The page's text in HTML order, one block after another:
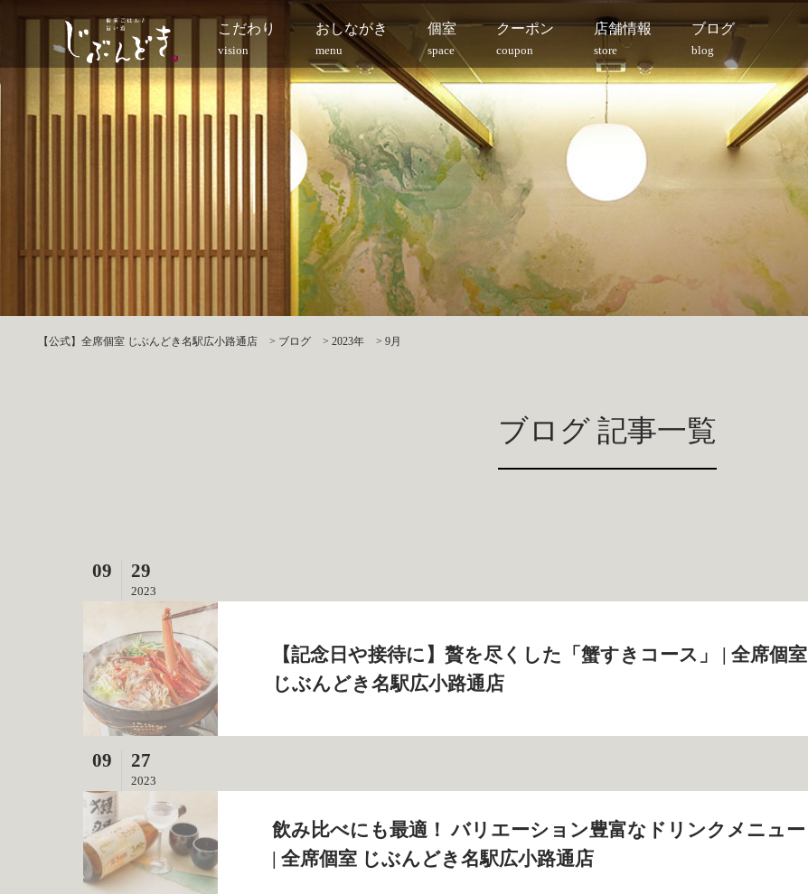
こだわり
vision
おしながき
menu
個室
space
クーポン
coupon
店舗情報
store
ブログ
blog
【公式】全席個室 じぶんどき名駅広小路通店 > ブログ > 2023年 > 9月
ブログ 記事一覧
09 29
2023
【記念日や接待に】贅を尽くした「蟹すきコース」 | 全席個室
じぶんどき名駅広小路通店
09 27
2023
飲み比べにも最適！ バリエーション豊富なドリンクメニュー
| 全席個室 じぶんどき名駅広小路通店